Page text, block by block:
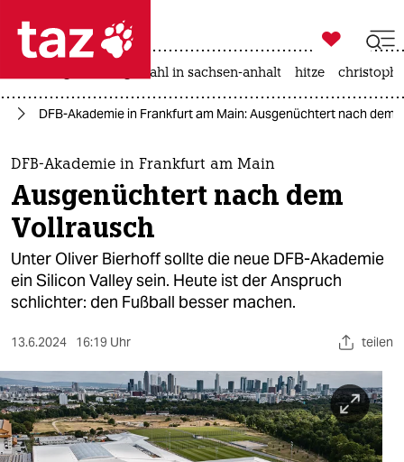
 taz zahl ich
taz zahl ich
themen
politik
öko
gesellschaft
sport
berlin
nord

taz zahl ich
landtagswahl in sachsen-anhalt hitze
DFB-Akademie in Frankfurt am Main: Ausgenüchtert nach dem
DFB-Akademie in Frankfurt am Main
Ausgenüchtert nach dem
Vollrausch
Unter Oliver Bierhoff sollte die neue DFB-Akademie
ein Silicon Valley sein. Heute ist der Anspruch
schlichter: den Fußball besser machen.
13.6.2024 16:19 Uhr teilen